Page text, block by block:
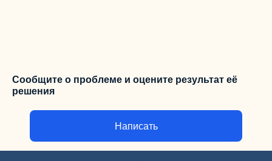
Сообщите о проблеме и оцените результат её
решения
Написать